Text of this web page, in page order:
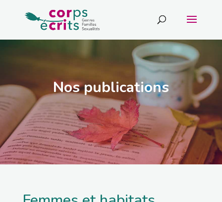
Nos publications